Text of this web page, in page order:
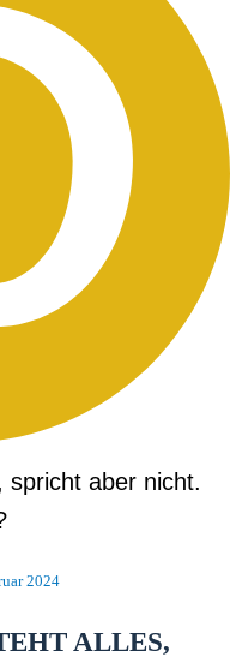
2024
ALLES,